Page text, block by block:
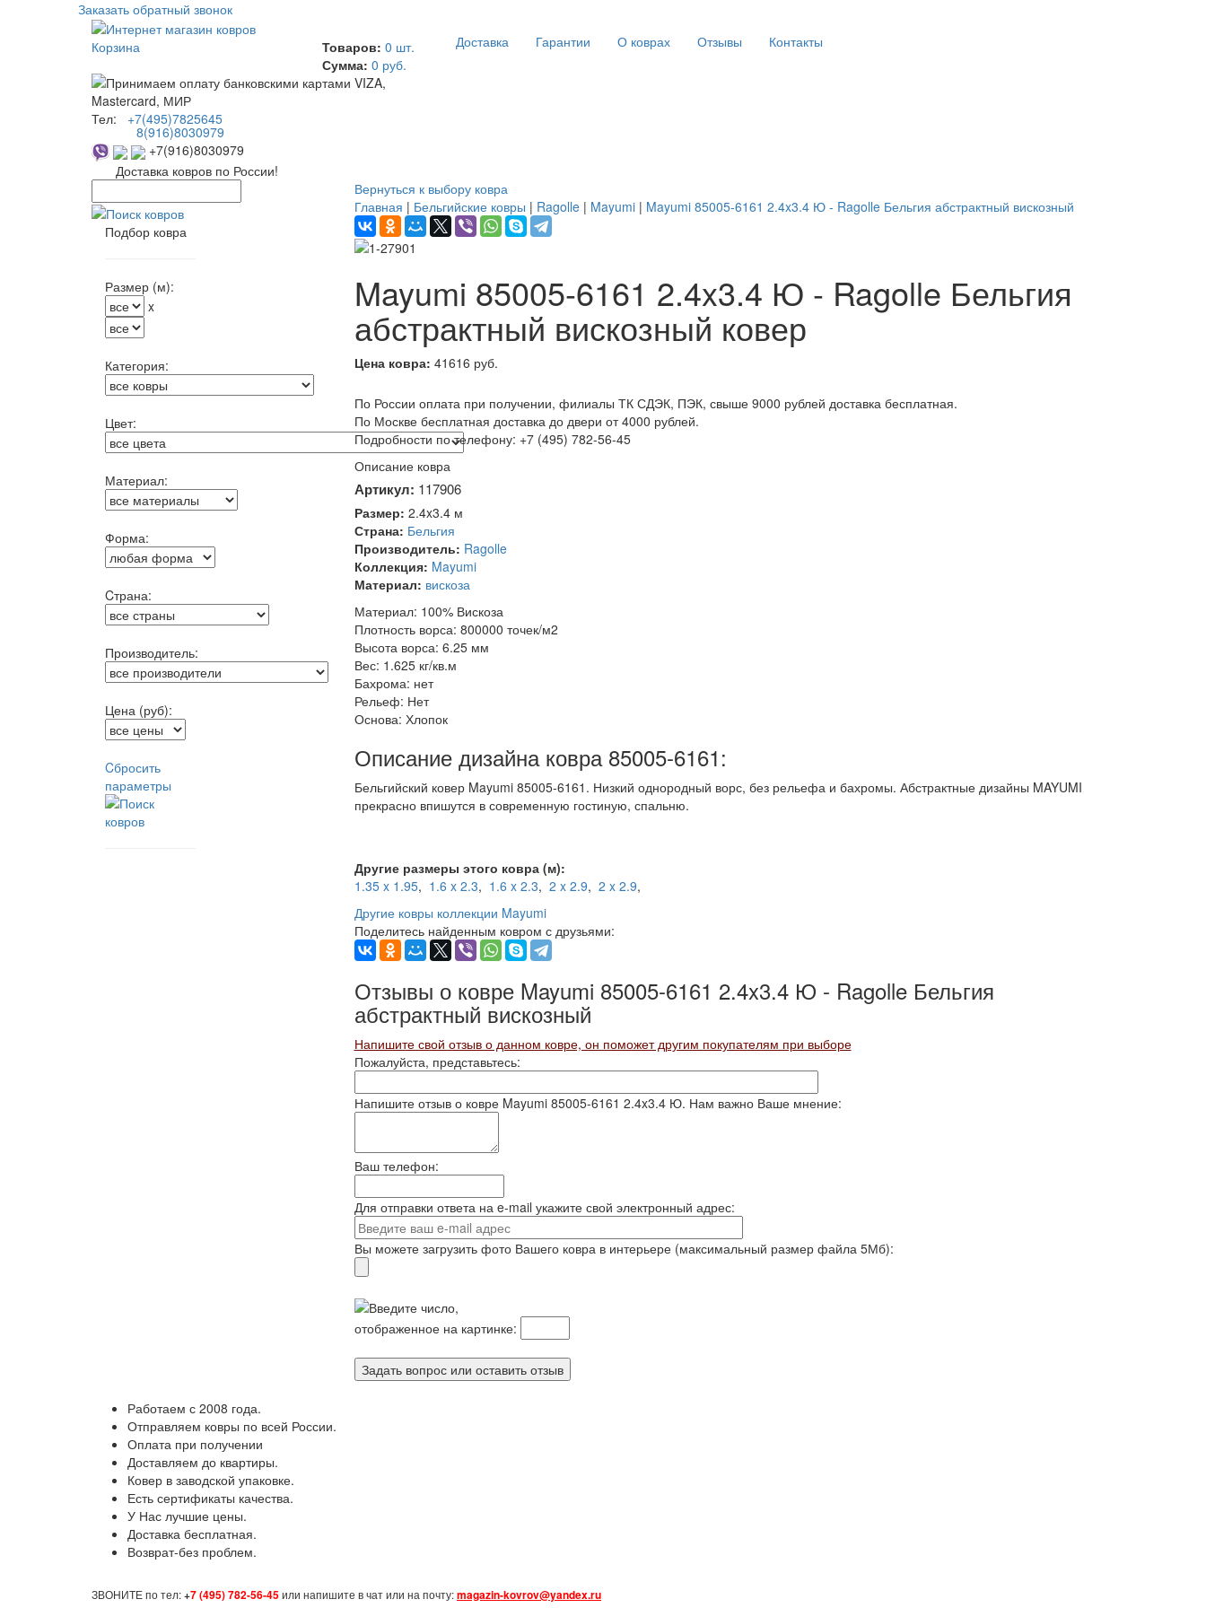
Заказать обратный звонок
Корзина Товаров: 0 шт.
Сумма: 0 руб.
Тел: +7(495)7825645
8(916)8030979
+7(916)8030979
Доставка ковров по России!
Доставка Гарантии О коврах Отзывы Контакты
Подбор ковра
Размер (м):
x
Категория:
Цвет:
Материал:
Форма:
Cтрана:
Производитель:
Цена (руб):
Cбросить
параметры
Вернуться к выбору ковра
Главная | Бельгийские ковры | Ragolle | Mayumi | Mayumi 85005-6161 2.4x3.4 Ю - Ragolle Бельгия абстрактный вискозный
Mayumi 85005-6161 2.4x3.4 Ю - Ragolle Бельгия
абстрактный вискозный ковер
Цена ковра: 41616 руб.
По России оплата при получении, филиалы ТК СДЭК, ПЭК, свыше 9000 рублей доставка бесплатная.
По Москве бесплатная доставка до двери от 4000 рублей.
Подробности по телефону: +7 (495) 782-56-45
Описание ковра
Артикул: 117906
Размер: 2.4x3.4 м
Страна: Бельгия
Производитель: Ragolle
Коллекция: Mayumi
Материал: вискоза
Материал: 100% Вискоза
Плотность ворса: 800000 точек/м2
Высота ворса: 6.25 мм
Вес: 1.625 кг/кв.м
Бахрома: нет
Рельеф: Нет
Основа: Хлопок
Описание дизайна ковра 85005-6161:
Бельгийский ковер Mayumi 85005-6161. Низкий однородный ворс, без рельефа и бахромы. Абстрактные дизайны MAYUMI
прекрасно впишутся в современную гостиную, спальню.
Другие размеры этого ковра (м):
1.35 x 1.95, 1.6 x 2.3, 1.6 x 2.3, 2 x 2.9, 2 x 2.9,
Другие ковры коллекции Mayumi
Поделитесь найденным ковром с друзьями:
Отзывы о ковре Mayumi 85005-6161 2.4x3.4 Ю - Ragolle Бельгия
абстрактный вискозный
Напишите свой отзыв о данном ковре, он поможет другим покупателям при выборе
Пожалуйста, представьтесь:
Напишите отзыв о ковре Mayumi 85005-6161 2.4x3.4 Ю. Нам важно Ваше мнение:
Ваш телефон:
Для отправки ответа на e-mail укажите свой электронный адрес:
Вы можете загрузить фото Вашего ковра в интерьере (максимальный размер файла 5Мб):
Введите число,
отображенное на картинке:
Работаем с 2008 года.
Отправляем ковры по всей России.
Оплата при получении
Доставляем до квартиры.
Ковер в заводской упаковке.
Есть сертификаты качества.
У Нас лучшие цены.
Доставка бесплатная.
Возврат-без проблем.
ЗВОНИТЕ по тел:+7 (495) 782-56-45или напишите в чат или на почту:magazin-kovrov@yandex.ru